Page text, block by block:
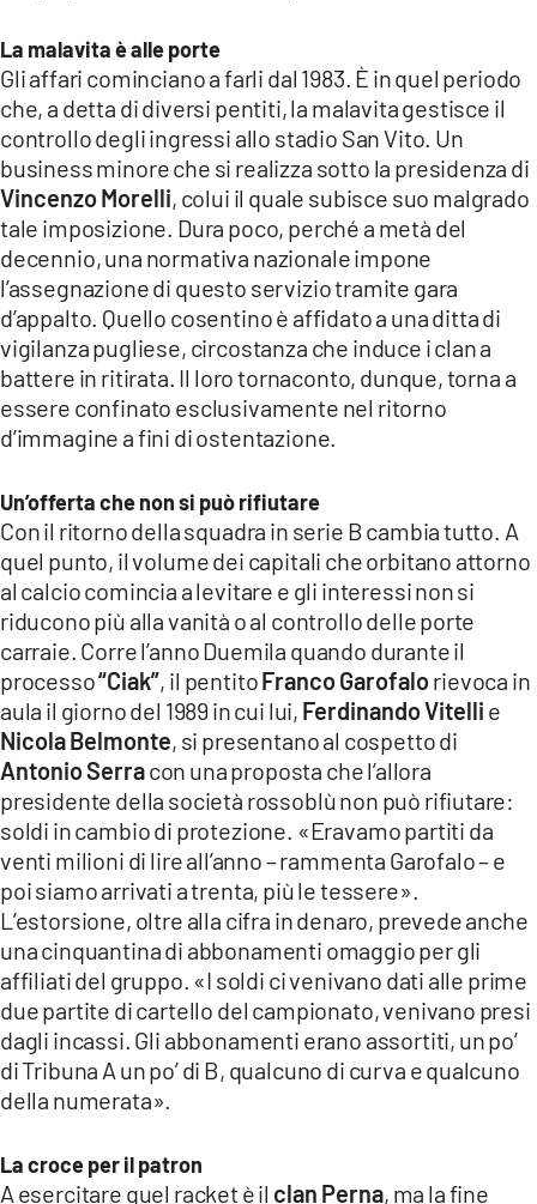
La malavita è alle porte
Gli affari cominciano a farli dal 1983. È in quel periodo
che, a detta di diversi pentiti, la malavita gestisce il
controllo degli ingressi allo stadio San Vito. Un
business minore che si realizza sotto la presidenza di
Vincenzo Morelli, colui il quale subisce suo malgrado
tale imposizione. Dura poco, perché a metà del
decennio, una normativa nazionale impone
l’assegnazione di questo servizio tramite gara
d’appalto. Quello cosentino è affidato a una ditta di
vigilanza pugliese, circostanza che induce i clan a
battere in ritirata. Il loro tornaconto, dunque, torna a
essere confinato esclusivamente nel ritorno
d’immagine a fini di ostentazione.
Un’offerta che non si può rifiutare
Con il ritorno della squadra in serie B cambia tutto. A
quel punto, il volume dei capitali che orbitano attorno
al calcio comincia a levitare e gli interessi non si
riducono più alla vanità o al controllo delle porte
carraie. Corre l’anno Duemila quando durante il
processo“Ciak”, il pentitoFranco Garofalorievoca in
aula il giorno del 1989 in cui lui, Ferdinando Vitelli e
Nicola Belmonte, si presentano al cospetto di
Antonio Serracon una proposta che l’allora
presidente della società rossoblù non può rifiutare:
soldi in cambio di protezione. «Eravamo partiti da
venti milioni di lire all’anno – rammenta Garofalo – e
poi siamo arrivati a trenta, più le tessere».
L’estorsione, oltre alla cifra in denaro, prevede anche
una cinquantina di abbonamenti omaggio per gli
affiliati del gruppo. «I soldi ci venivano dati alle prime
due partite di cartello del campionato, venivano presi
dagli incassi. Gli abbonamenti erano assortiti, un po’
di Tribuna A un po’ di B, qualcuno di curva e qualcuno
della numerata».
La croce per il patron
A esercitare quel racket è il clan Perna, ma la fine